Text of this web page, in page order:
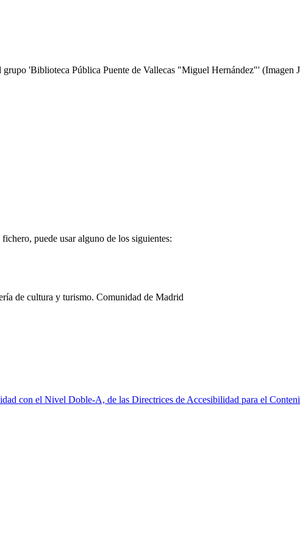
grupo 'Biblioteca Pública Puente de Vallecas "Miguel Hernández"' (Imagen
puede usar alguno de los siguientes: